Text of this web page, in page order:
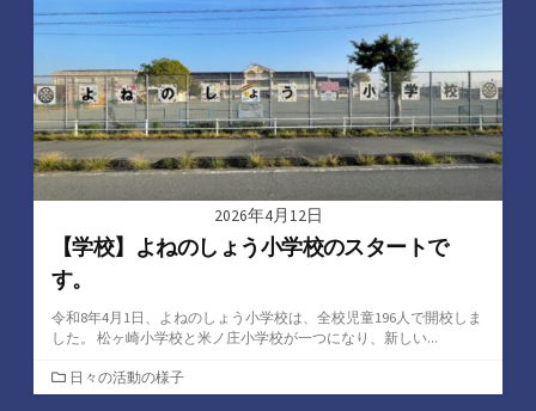
ー
2026年4月12日
【学校】よねのしょう小学校のスタートで
す。
令和8年4月1日、よねのしょう小学校は、全校児童196人で開校しま
した。 松ヶ崎小学校と米ノ庄小学校が一つになり、新しい...
カ
テ
日々の活動の様子